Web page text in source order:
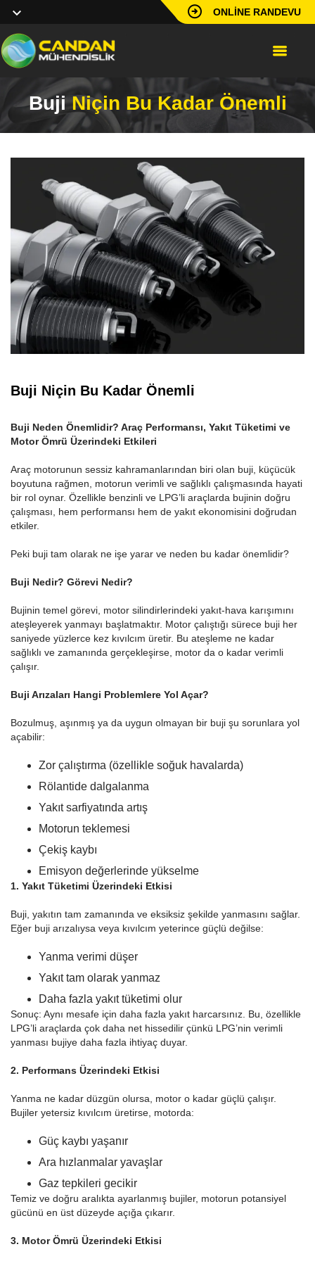
ONLINE RANDEVU
BujiNiçin Bu Kadar Önemli
Buji Niçin Bu Kadar Önemli
Buji Neden Önemlidir? Araç Performansı, Yakıt Tüketimi ve
Motor Ömrü Üzerindeki Etkileri
Araç motorunun sessiz kahramanlarından biri olan buji, küçücük
boyutuna rağmen, motorun verimli ve sağlıklı çalışmasında hayati
bir rol oynar. Özellikle benzinli ve LPG’li araçlarda bujinin doğru
çalışması, hem performansı hem de yakıt ekonomisini doğrudan
etkiler.
Peki buji tam olarak ne işe yarar ve neden bu kadar önemlidir?
Buji Nedir? Görevi Nedir?
Bujinin temel görevi, motor silindirlerindeki yakıt-hava karışımını
ateşleyerek yanmayı başlatmaktır. Motor çalıştığı sürece buji her
saniyede yüzlerce kez kıvılcım üretir. Bu ateşleme ne kadar
sağlıklı ve zamanında gerçekleşirse, motor da o kadar verimli
çalışır.
Buji Arızaları Hangi Problemlere Yol Açar?
Bozulmuş, aşınmış ya da uygun olmayan bir buji şu sorunlara yol
açabilir:
Zor çalıştırma (özellikle soğuk havalarda)
Rölantide dalgalanma
Yakıt sarfiyatında artış
Motorun teklemesi
Çekiş kaybı
Emisyon değerlerinde yükselme
1. Yakıt Tüketimi Üzerindeki Etkisi
Buji, yakıtın tam zamanında ve eksiksiz şekilde yanmasını sağlar.
Eğer buji arızalıysa veya kıvılcım yeterince güçlü değilse:
Yanma verimi düşer
Yakıt tam olarak yanmaz
Daha fazla yakıt tüketimi olur
Sonuç: Aynı mesafe için daha fazla yakıt harcarsınız. Bu, özellikle
LPG’li araçlarda çok daha net hissedilir çünkü LPG’nin verimli
yanması bujiye daha fazla ihtiyaç duyar.
2. Performans Üzerindeki Etkisi
Yanma ne kadar düzgün olursa, motor o kadar güçlü çalışır.
Bujiler yetersiz kıvılcım üretirse, motorda:
Güç kaybı yaşanır
Ara hızlanmalar yavaşlar
Gaz tepkileri gecikir
Temiz ve doğru aralıkta ayarlanmış bujiler, motorun potansiyel
gücünü en üst düzeyde açığa çıkarır.
3. Motor Ömrü Üzerindeki Etkisi